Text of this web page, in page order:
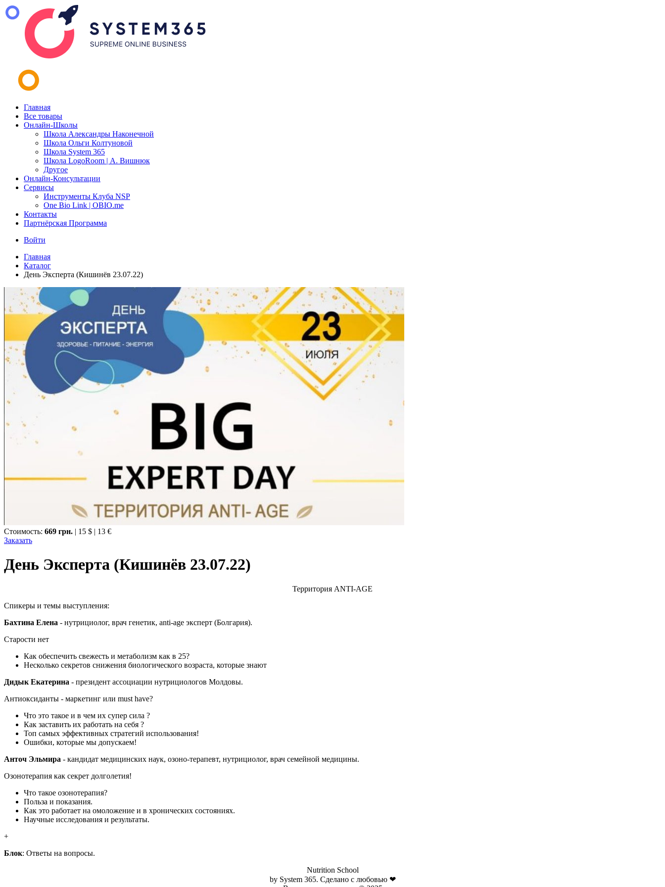
Главная
Все товары
Онлайн-Школы
Школа Александры Наконечной
Школа Ольги Колтуновой
Школа System 365
Школа LogoRoom | А. Вишнюк
Другое
Онлайн-Консультации
Сервисы
Инструменты Клуба NSP
One Bio Link | OBIO.me
Контакты
Партнёрская Программа
Войти
Главная
Каталог
День Эксперта (Кишинёв 23.07.22)
Стоимость: 669 грн. | 15 $ | 13 €
Заказать
День Эксперта (Кишинёв 23.07.22)
Территория ANTI-AGE
Спикеры и темы выступления:
Бахтина Елена - нутрициолог, врач генетик, anti-age эксперт (Болгария).
Старости нет
Как обеспечить свежесть и метаболизм как в 25?
Несколько секретов снижения биологического возраста, которые знают
Дидык Екатерина - президент ассоциации нутрициологов Молдовы.
Антиоксиданты - маркетинг или must have?
Что это такое и в чем их супер сила ?
Как заставить их работать на себя ?
Топ самых эффективных стратегий использования!
Ошибки, которые мы допускаем!
Анточ Эльмира - кандидат медицинских наук, озоно-терапевт, нутрициолог, врач семейной медицины.
Озонотерапия как секрет долголетия!
Что такое озонотерапия?
Польза и показания.
Как это работает на омоложение и в хронических состояниях.
Научные исследования и результаты.
+
Блок: Ответы на вопросы.
Nutrition School
by System 365. Сделано с любовью ❤